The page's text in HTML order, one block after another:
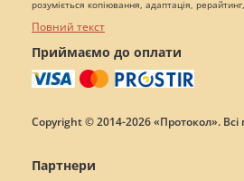
розуміється копіювання, адаптація,
Повний текст
Приймаємо до оплати
Copyright © 2014-2026 «Протокол». Всі
Партнери